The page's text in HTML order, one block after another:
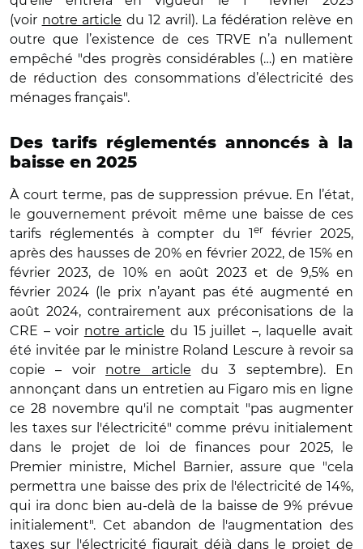
(voir notre article du 12 avril). La fédération relève en
outre que l’existence de ces TRVE n’a nullement
empêché "des progrès considérables (…) en matière
de réduction des consommations d’électricité des
ménages français".
Des tarifs réglementés annoncés à la
baisse en 2025
À court terme, pas de suppression prévue. En l’état,
le gouvernement prévoit même une baisse de ces
tarifs réglementés à compter du 1erfévrier 2025,
après des hausses de 20% en février 2022, de 15% en
février 2023, de 10% en août 2023 et de 9,5% en
février 2024 (le prix n’ayant pas été augmenté en
août 2024, contrairement aux préconisations de la
CRE – voir notre article du 15 juillet –, laquelle avait
été invitée par le ministre Roland Lescure à revoir sa
copie – voir notre article du 3 septembre). En
annonçant dans un entretien au Figaro mis en ligne
ce 28 novembre qu'il ne comptait "pas augmenter
les taxes sur l'électricité" comme prévu initialement
dans le projet de loi de finances pour 2025, le
Premier ministre, Michel Barnier, assure que "cela
permettra une baisse des prix de l'électricité de 14%,
qui ira donc bien au-delà de la baisse de 9% prévue
initialement". Cet abandon de l'augmentation des
taxes sur l'électricité figurait déjà dans le projet de